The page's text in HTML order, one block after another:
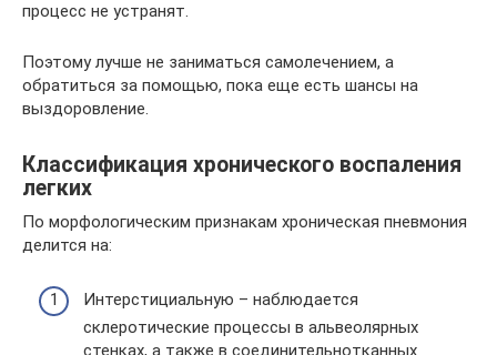
процесс не устранят.
Поэтому лучше не заниматься самолечением, а
обратиться за помощью, пока еще есть шансы на
выздоровление.
Классификация хронического воспаления
легких
По морфологическим признакам хроническая пневмония
делится на:
Интерстициальную – наблюдается
склеротические процессы в альвеолярных
стенках, а также в соединительнотканных